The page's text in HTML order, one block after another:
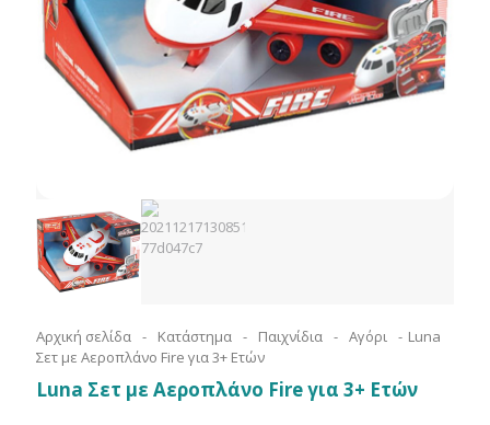
Αρχική σελίδα - Κατάστημα - Παιχνίδια - Αγόρι - Luna
Σετ με Αεροπλάνο Fire για 3+ Ετών
Luna Σετ με Αεροπλάνο Fire για 3+ Ετών